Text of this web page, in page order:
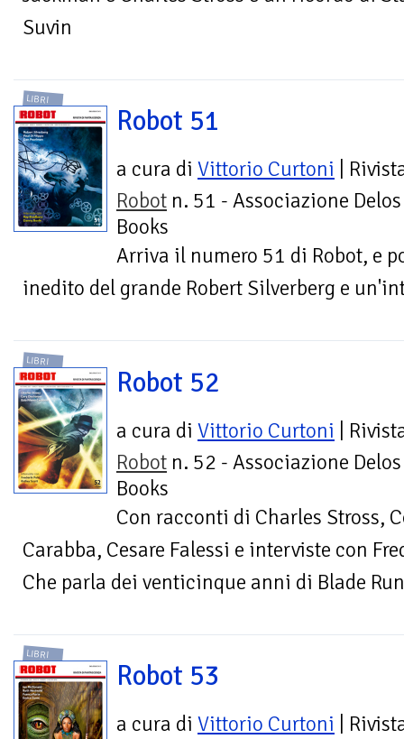
Suvin
LIBRI
Robot 51
a cura di Vittorio Curtoni |
Robot n. 51 - Associazione Delos
Books
Arriva il numero 51 di Robot, e
inedito del grande Robert Silverberg e
LIBRI
Robot 52
a cura di Vittorio Curtoni |
Robot n. 52 - Associazione Delos
Books
Con racconti di Charles Stross,
Carabba, Cesare Falessi e interviste con
Che parla dei venticinque anni di Blade
LIBRI
Robot 53
a cura di Vittorio Curtoni |